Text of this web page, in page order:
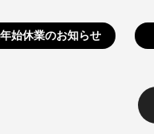
始休業のお知らせ